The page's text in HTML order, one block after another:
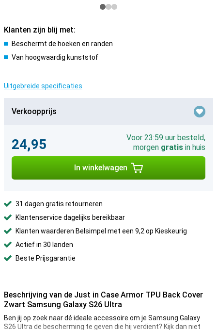
Klanten zijn blij met:
Beschermt de hoeken en randen
Van hoogwaardig kunststof
Uitgebreide specificaties
Verkoopprijs
24,95
Voor 23:59 uur besteld,
morgen gratis in huis
In winkelwagen
31 dagen gratis retourneren
Klantenservice dagelijks bereikbaar
Klanten waarderen Belsimpel met een 9,2 op Kieskeurig
Actief in 30 landen
Beste Prijsgarantie
Beschrijving van de Just in Case Armor TPU Back Cover
Zwart Samsung Galaxy S26 Ultra
Ben jij op zoek naar dé ideale accessoire om je Samsung Galaxy
S26 Ultra de bescherming te geven die hij verdient? Kijk dan niet